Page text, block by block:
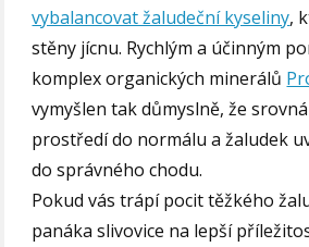
vybalancovat žaludeční kyseliny,
stěny jícnu. Rychlým a účinným
komplex organických minerálů
vymyšlen tak důmyslně, že
prostředí do normálu a žaludek
do správného chodu.
Pokud vás trápí pocit těžkého
panáka slivovice na lepší